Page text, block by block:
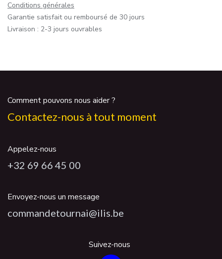
Conditions générales
Garantie satisfait ou remboursé de 30 jours
Livraison : 2-3 jours ouvrables
Comment pouvons nous aider ?
Contactez-nous à tout moment
Appelez-nous
+32 69 66 45 00
Envoyez-nous un message
commandetournai@ilis.be
Suivez-nous